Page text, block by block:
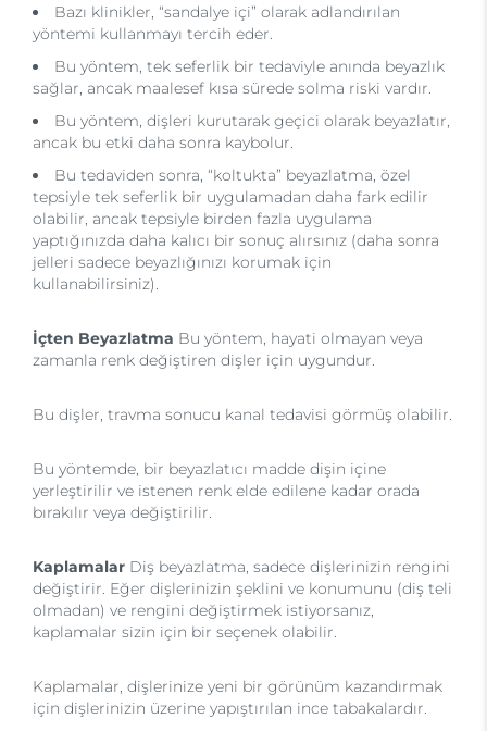
Bazı klinikler, “sandalye içi” olarak adlandırılan
yöntemi kullanmayı tercih eder.
Bu yöntem, tek seferlik bir tedaviyle anında beyazlık
sağlar, ancak maalesef kısa sürede solma riski vardır.
Bu yöntem, dişleri kurutarak geçici olarak beyazlatır,
ancak bu etki daha sonra kaybolur.
Bu tedaviden sonra, “koltukta” beyazlatma, özel
tepsiyle tek seferlik bir uygulamadan daha fark edilir
olabilir, ancak tepsiyle birden fazla uygulama
yaptığınızda daha kalıcı bir sonuç alırsınız (daha sonra
jelleri sadece beyazlığınızı korumak için
kullanabilirsiniz).
İçten Beyazlatma Bu yöntem, hayati olmayan veya
zamanla renk değiştiren dişler için uygundur.
Bu dişler, travma sonucu kanal tedavisi görmüş olabilir.
Bu yöntemde, bir beyazlatıcı madde dişin içine
yerleştirilir ve istenen renk elde edilene kadar orada
bırakılır veya değiştirilir.
Kaplamalar Diş beyazlatma, sadece dişlerinizin rengini
değiştirir. Eğer dişlerinizin şeklini ve konumunu (diş teli
olmadan) ve rengini değiştirmek istiyorsanız,
kaplamalar sizin için bir seçenek olabilir.
Kaplamalar, dişlerinize yeni bir görünüm kazandırmak
için dişlerinizin üzerine yapıştırılan ince tabakalardır.